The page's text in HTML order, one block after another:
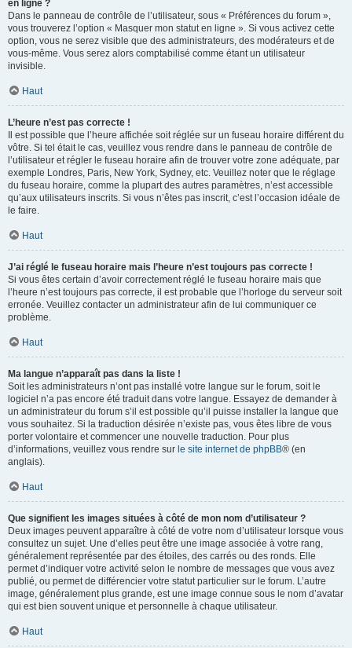
en ligne ?
Dans le panneau de contrôle de l’utilisateur, sous « Préférences du forum »,
vous trouverez l’option « Masquer mon statut en ligne ». Si vous activez cette
option, vous ne serez visible que des administrateurs, des modérateurs et de
vous-même. Vous serez alors comptabilisé comme étant un utilisateur
invisible.
Haut
L’heure n’est pas correcte !
Il est possible que l’heure affichée soit réglée sur un fuseau horaire différent du
vôtre. Si tel était le cas, veuillez vous rendre dans le panneau de contrôle de
l’utilisateur et régler le fuseau horaire afin de trouver votre zone adéquate, par
exemple Londres, Paris, New York, Sydney, etc. Veuillez noter que le réglage
du fuseau horaire, comme la plupart des autres paramètres, n’est accessible
qu’aux utilisateurs inscrits. Si vous n’êtes pas inscrit, c’est l’occasion idéale de
le faire.
Haut
J’ai réglé le fuseau horaire mais l’heure n’est toujours pas correcte !
Si vous êtes certain d’avoir correctement réglé le fuseau horaire mais que
l’heure n’est toujours pas correcte, il est probable que l’horloge du serveur soit
erronée. Veuillez contacter un administrateur afin de lui communiquer ce
problème.
Haut
Ma langue n’apparaît pas dans la liste !
Soit les administrateurs n’ont pas installé votre langue sur le forum, soit le
logiciel n’a pas encore été traduit dans votre langue. Essayez de demander à
un administrateur du forum s’il est possible qu’il puisse installer la langue que
vous souhaitez. Si la traduction désirée n’existe pas, vous êtes libre de vous
porter volontaire et commencer une nouvelle traduction. Pour plus
d’informations, veuillez vous rendre sur le site internet de phpBB® (en
anglais).
Haut
Que signifient les images situées à côté de mon nom d’utilisateur ?
Deux images peuvent apparaître à côté de votre nom d’utilisateur lorsque vous
consultez un sujet. Une d’elles peut être une image associée à votre rang,
généralement représentée par des étoiles, des carrés ou des ronds. Elle
permet d’indiquer votre activité selon le nombre de messages que vous avez
publié, ou permet de différencier votre statut particulier sur le forum. L’autre
image, généralement plus grande, est une image connue sous le nom d’avatar
qui est bien souvent unique et personnelle à chaque utilisateur.
Haut